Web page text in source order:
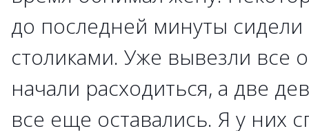
до последней минуты сидели
столиками. Уже вывезли все
начали расходиться, а две
все еще оставались. Я у них